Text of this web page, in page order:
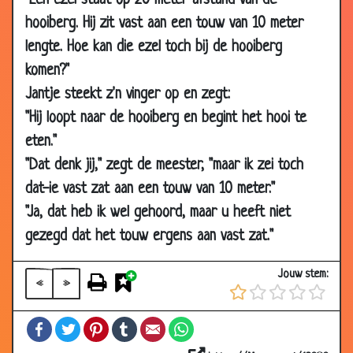
hooiberg. Hij zit vast aan een touw van 10 meter
lengte. Hoe kan die ezel toch bij de hooiberg
komen?"
Jantje steekt z'n vinger op en zegt:
"Hij loopt naar de hooiberg en begint het hooi te
eten."
"Dat denk jij," zegt de meester, "maar ik zei toch
dat-ie vast zat aan een touw van 10 meter."
"Ja, dat heb ik wel gehoord, maar u heeft niet
gezegd dat het touw ergens aan vast zat."
« »
Jouw stem:
FacebookTwitterPinterestTumblrEmail
01 Oct 2007
Afpersing
2.97
01 Oct 2007
Door iedereen gepest
01 Oct 2007
01 Oct 2007
Optimist - Pessimist
01 Oct 2007
Ter verantwoording roepen
27 Sep 2007
Net als pappa
3.52
24 Sep 2007
Kinderen krijgen
24 Sep 2007
Bij de dokter
24 Sep 2007
Nieuw broertje
24 Sep 2007
Kerels onder elkaar
2.78
Zwarte sponsje
3.34
06 Sep 2007
Hoe zout?
06 Sep 2007
Wat is dat?